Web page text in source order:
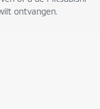
ontvangen.